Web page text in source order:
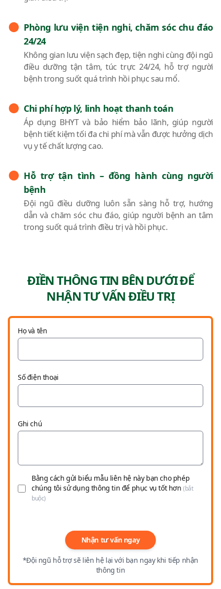
Phòng lưu viện tiện nghi, chăm sóc chu đáo
24/24
Không gian lưu viện sạch đẹp, tiện nghi cùng đội ngũ
điều dưỡng tận tâm, túc trực 24/24, hỗ trợ người
bệnh trong suốt quá trình hồi phục sau mổ.
Chi phí hợp lý, linh hoạt thanh toán
Áp dụng BHYT và bảo hiểm bảo lãnh, giúp người
bệnh tiết kiệm tối đa chi phí mà vẫn được hưởng dịch
vụ y tế chất lượng cao.
Hỗ trợ tận tình – đồng hành cùng người
bệnh
Đội ngũ điều dưỡng luôn sẵn sàng hỗ trợ, hướng
dẫn và chăm sóc chu đáo, giúp người bệnh an tâm
trong suốt quá trình điều trị và hồi phục.
ĐIỀN THÔNG TIN BÊN DƯỚI ĐỂ
NHẬN TƯ VẤN ĐIỀU TRỊ
Họ và tên
Số điện thoại
Ghi chú
Bằng cách gửi biểu mẫu liên hệ này bạn cho phép
chúng tôi sử dụng thông tin để phục vụ tốt hơn(bắt
buộc)
Nhận tư vấn ngay
*Đội ngũ hỗ trợ sẽ liên hệ lại với bạn ngay khi tiếp nhận
thông tin